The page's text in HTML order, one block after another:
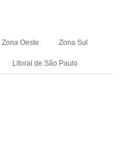
Zona Oeste Zona Sul
Litoral de São Paulo